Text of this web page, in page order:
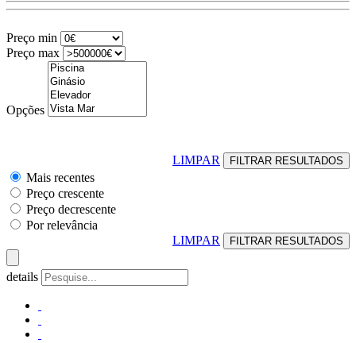
Preço min
Preço max
Opções
LIMPAR
Mais recentes
Preço crescente
Preço decrescente
Por relevância
LIMPAR
details